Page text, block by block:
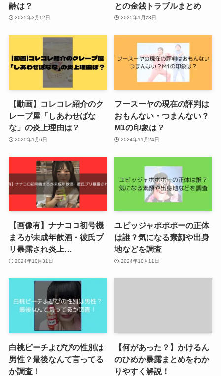
齢は？
2025年3月12日
との金銭トラブルまとめ
2025年1月23日
【動画】コレコレ紹介のク
レープ屋「しあわせばな
な」の炎上理由は？
2025年1月6日
フースーヤの現在の評判は
おもんない・つまんない？
M1の印象は？
2024年11月24日
【画像有】ナナコロ初号機
まろが未成年飲酒・彼氏プ
リ暴露され炎上…
2024年10月31日
ユビッジャポポポーの正体
は誰？気になる素顔や出身
地などを調査
2024年10月11日
白桃ピーチよぴぴの性別は
男性？最後なんて言ってる
か調査！
【何があった？】かけるん
のひめか暴露まとめをわか
りやすく解説！